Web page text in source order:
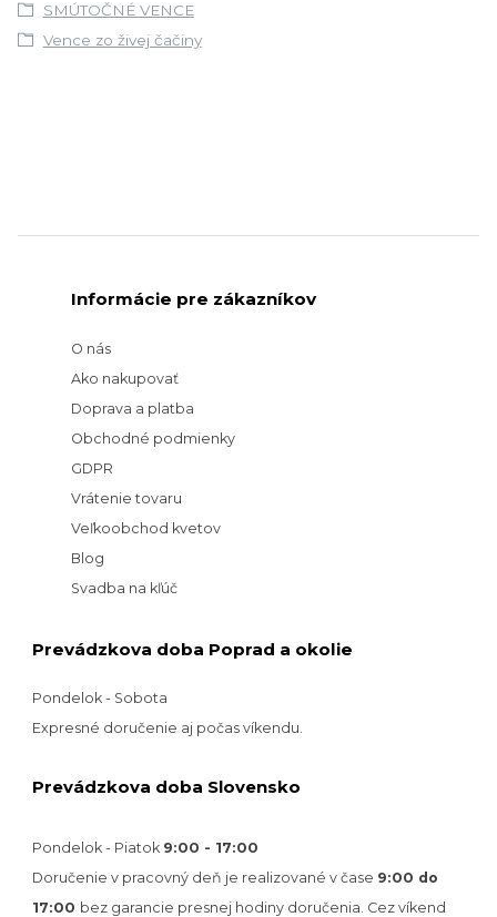
SMÚTOČNÉ VENCE
Vence zo živej čačiny
Informácie pre zákazníkov
O nás
Ako nakupovať
Doprava a platba
Obchodné podmienky
GDPR
Vrátenie tovaru
Veľkoobchod kvetov
Blog
Svadba na kľúč
Prevádzkova doba Poprad a okolie
Pondelok - Sobota
Expresné doručenie aj počas víkendu.
Prevádzkova doba Slovensko
Pondelok - Piatok 9:00 - 17:00
Doručenie v pracovný deň je realizované v čase 9:00 do
17:00 bez garancie presnej hodiny doručenia. Cez víkend